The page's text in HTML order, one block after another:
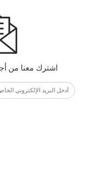
اشترك معنا من